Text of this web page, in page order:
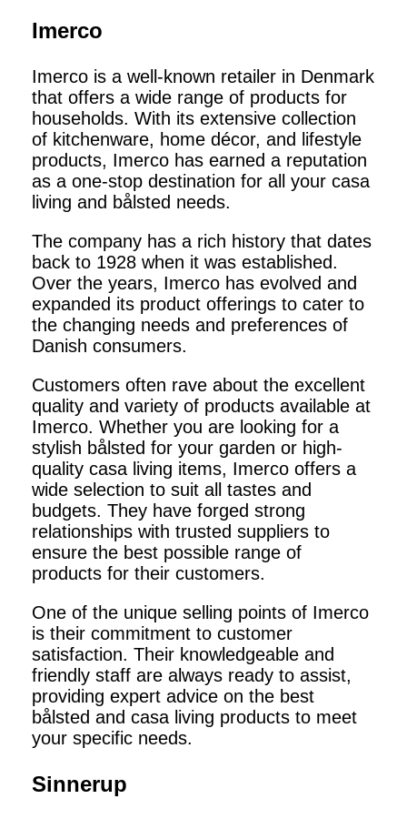
Imerco
Imerco is a well-known retailer in Denmark
that offers a wide range of products for
households. With its extensive collection
of kitchenware, home décor, and lifestyle
products, Imerco has earned a reputation
as a one-stop destination for all your casa
living and bålsted needs.
The company has a rich history that dates
back to 1928 when it was established.
Over the years, Imerco has evolved and
expanded its product offerings to cater to
the changing needs and preferences of
Danish consumers.
Customers often rave about the excellent
quality and variety of products available at
Imerco. Whether you are looking for a
stylish bålsted for your garden or high-
quality casa living items, Imerco offers a
wide selection to suit all tastes and
budgets. They have forged strong
relationships with trusted suppliers to
ensure the best possible range of
products for their customers.
One of the unique selling points of Imerco
is their commitment to customer
satisfaction. Their knowledgeable and
friendly staff are always ready to assist,
providing expert advice on the best
bålsted and casa living products to meet
your specific needs.
Sinnerup